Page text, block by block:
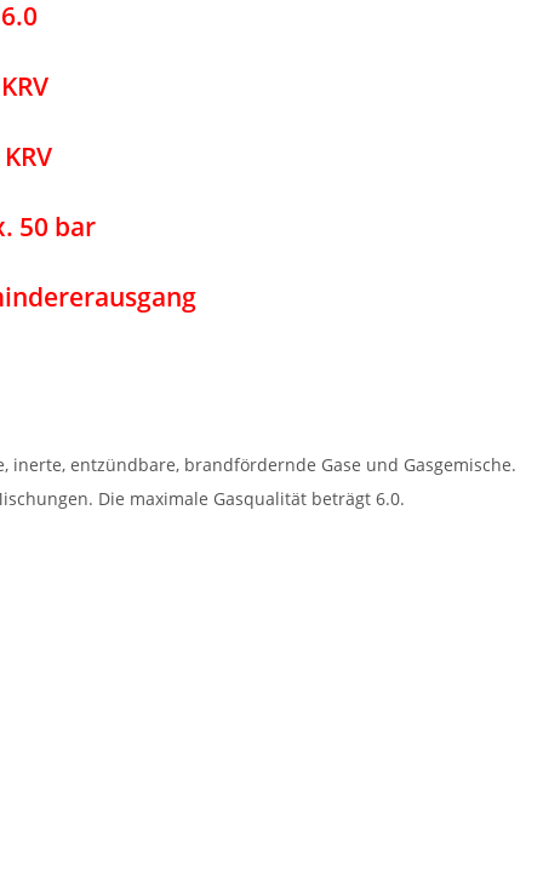
50 bar
entzündbare, brandfördernde Gase und Gasgemische.
Die maximale Gasqualität beträgt 6.0.